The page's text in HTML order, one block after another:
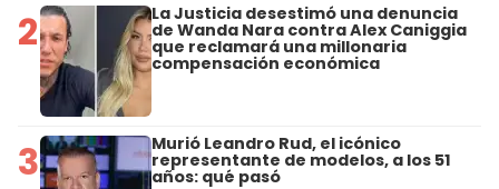
2 La Justicia desestimó una denuncia
de Wanda Nara contra Alex Caniggia
que reclamará una millonaria
compensación económica
3 Murió Leandro Rud, el icónico
representante de modelos, a los 51
años: qué pasó